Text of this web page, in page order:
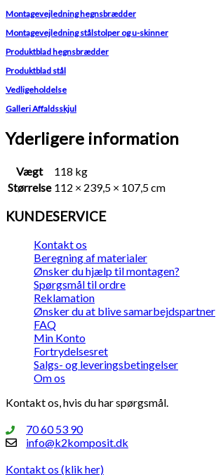
Montagevejledning hegnsbrædder
Montagevejledning stålstolper og u-skinner
Produktblad hegnsbrædder
Produktblad stål
Vedligeholdelse
Galleri Affaldsskjul
Yderligere information
Vægt
118 kg
Størrelse 112 × 239,5 × 107,5 cm
KUNDESERVICE
Kontakt os
Beregning af materialer
Ønsker du hjælp til montagen?
Spørgsmål til ordre
Reklamation
Ønsker du at blive samarbejdspartner
FAQ
Min Konto
Fortrydelsesret
Salgs- og leveringsbetingelser
Om os
Kontakt os, hvis du har spørgsmål.
70 60 53 90
info@k2komposit.dk
Kontakt os (klik her)